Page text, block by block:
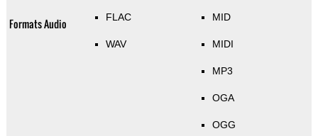
Formats Audio FLAC
WAV
MID
MIDI
MP3
OGA
OGG